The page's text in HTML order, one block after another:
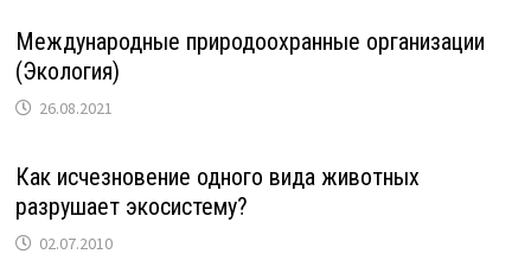
Международные природоохранные организации
(Экология)
26.08.2021
Как исчезновение одного вида животных
разрушает экосистему?
02.07.2010